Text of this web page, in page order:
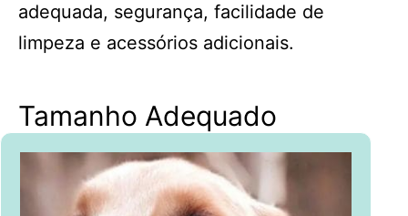
adequada, segurança, facilidade de
limpeza e acessórios adicionais.
Tamanho Adequado